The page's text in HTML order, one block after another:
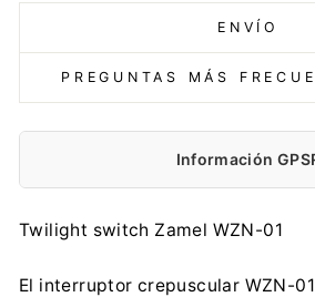
ENVÍO
PREGUNTAS MÁS
Información
Twilight switch Zamel WZN-01
El interruptor crepuscular WZN-